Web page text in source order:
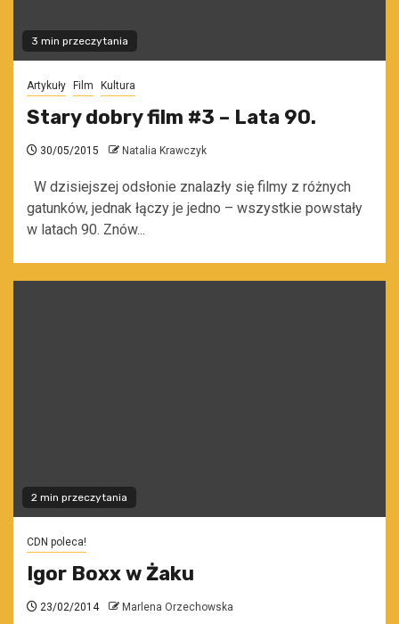
3 min przeczytania
Artykuły Film Kultura
Stary dobry film #3 – Lata 90.
30/05/2015 Natalia Krawczyk
W dzisiejszej odsłonie znalazły się filmy z różnych
gatunków, jednak łączy je jedno – wszystkie powstały
w latach 90. Znów...
2 min przeczytania
CDN poleca!
Igor Boxx w Żaku
23/02/2014 Marlena Orzechowska